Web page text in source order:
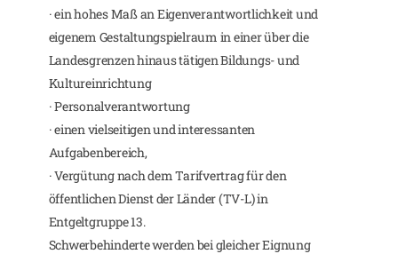
· ein hohes Maß an Eigenverantwortlichkeit und
eigenem Gestaltungspielraum in einer über die
Landesgrenzen hinaus tätigen Bildungs- und
Kultureinrichtung
· Personalverantwortung
· einen vielseitigen und interessanten
Aufgabenbereich,
· Vergütung nach dem Tarifvertrag für den
öffentlichen Dienst der Länder (TV-L) in
Entgeltgruppe 13.
Schwerbehinderte werden bei gleicher Eignung